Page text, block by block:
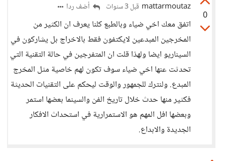
0
mattarmoutaz قبل 3 سنوات أضف ردا
اتفق معك اخي ضياء وبالطبع كلنا يعرف ان الكثير من
المخرجين المبدعين لايكتفون فقط بالاخراج بل يشاركون في
السيناريو ايضا ولهذا قلت ان المتفرجين في حالة التقنية التي
تحدثت عنها اخي ضياء سوف تكون لهم خاصية مثل المخرج
المبدع. ولنترك للجمهور والوقت ليحكم على التقنيات الحديثة
فكثير منها حدث خلال تاريخ الفن والسينما بعضها استمر
وبعضها افل المهم هو الاستمرارية في استحداث الافكار
الجديدة والابداع.